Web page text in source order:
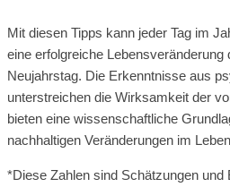
Mit diesen Tipps kann jeder Tag im
eine erfolgreiche Lebensveränderung
Neujahrstag. Die Erkenntnisse aus
unterstreichen die Wirksamkeit der
bieten eine wissenschaftliche
nachhaltigen Veränderungen im
*Diese Zahlen sind Schätzungen und